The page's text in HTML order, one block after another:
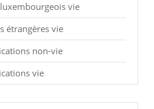
vie
étrangères vie
non-vie
vie